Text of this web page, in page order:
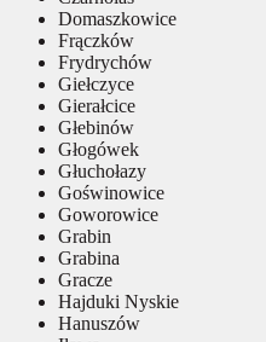
Domaszkowice
Frączków
Frydrychów
Giełczyce
Gierałcice
Głebinów
Głogówek
Głuchołazy
Goświnowice
Goworowice
Grabin
Grabina
Gracze
Hajduki Nyskie
Hanuszów